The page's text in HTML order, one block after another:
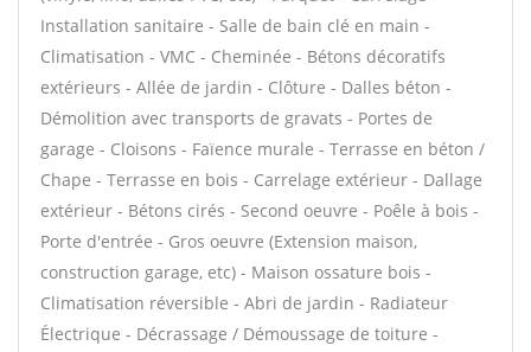
Installation sanitaire - Salle de bain clé en main -
Climatisation - VMC - Cheminée - Bétons décoratifs
extérieurs - Allée de jardin - Clôture - Dalles béton -
Démolition avec transports de gravats - Portes de
garage - Cloisons - Faïence murale - Terrasse en béton /
Chape - Terrasse en bois - Carrelage extérieur - Dallage
extérieur - Bétons cirés - Second oeuvre - Poêle à bois -
Porte d'entrée - Gros oeuvre (Extension maison,
construction garage, etc) - Maison ossature bois -
Climatisation réversible - Abri de jardin - Radiateur
Électrique - Décrassage / Démoussage de toiture -